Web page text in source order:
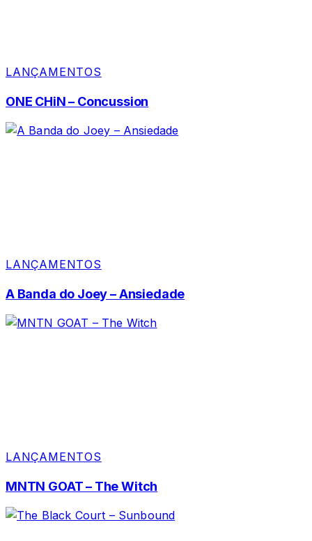
LANÇAMENTOS
ONE CHiN – Concussion
LANÇAMENTOS
A Banda do Joey – Ansiedade
LANÇAMENTOS
MNTN GOAT – The Witch